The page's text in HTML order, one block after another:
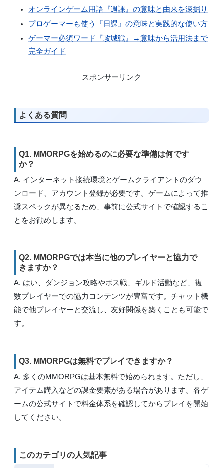
オンラインゲーム用語『週課』の意味と由来を深掘り
プロゲーマーも使う『日課』の意味と実践的な使い方
ゲーマー必須ワード『攻城戦』→意味から活用法まで
完全ガイド
スポンサーリンク
よくある質問
Q1. MMORPGを始めるのに必要な準備は何です
か？
A. インターネット接続環境とゲームクライアントのダウ
ンロード、アカウント登録が必要です。ゲームによって推
奨スペックが異なるため、事前に公式サイトで確認するこ
とをお勧めします。
Q2. MMORPGでは本当に他のプレイヤーと協力で
きますか？
A. はい、ダンジョン攻略やボス戦、ギルド活動など、複
数プレイヤーでの協力コンテンツが豊富です。チャット機
能で他プレイヤーと交流し、友好関係を築くことも可能で
す。
Q3. MMORPGは無料でプレイできますか？
A. 多くのMMORPGは基本無料で始められます。ただし、
アイテム購入などの課金要素がある場合があります。各ゲ
ームの公式サイトで料金体系を確認してからプレイを開始
してください。
このカテゴリの人気記事